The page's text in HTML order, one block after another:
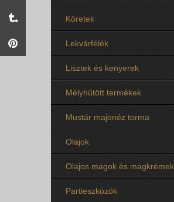
Köretek
Lekvárfélék
Lisztek és kenyerek
Mélyhűtött termékek
Mustár majonéz torma
Olajok
Olajos magok és magkrémek
Partieszközök